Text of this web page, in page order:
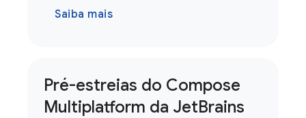
Saiba mais
Pré-estreias do Compose
Multiplatform da JetBrains